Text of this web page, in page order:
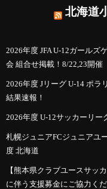
北海道
2026年度 JFA U-12ガールズ
会 組合せ掲載！8/22,23開催
2026年度 Jリーグ U-14 ポラ
結果速報！
2026年度 U-12サッカーリ
札幌ジュニアFCジュニアユ
度 北海道
【熊本県クラブユースサッ
に伴う支援募金にご協力く